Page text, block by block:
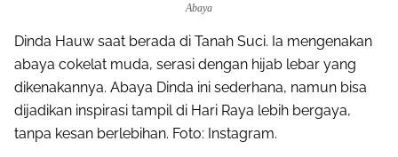
Abaya
Dinda Hauw saat berada di Tanah Suci. Ia mengenakan
abaya cokelat muda, serasi dengan hijab lebar yang
dikenakannya. Abaya Dinda ini sederhana, namun bisa
dijadikan inspirasi tampil di Hari Raya lebih bergaya,
tanpa kesan berlebihan. Foto: Instagram.